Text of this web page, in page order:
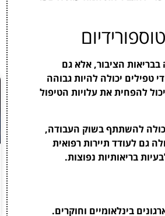
הציבור, אלא גם
יכולה להיות גבוהה
להפחית את עלויות הטיפול
להשתתף בשוק העבודה,
גם לעודד תיירות רפואית
בריאותיות נפוצות.
בינלאומיים וחוקרים.